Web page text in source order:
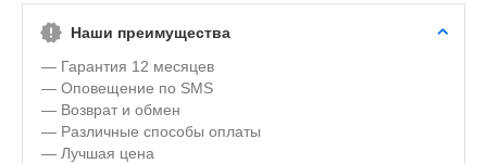
Наши преимущества
— Гарантия 12 месяцев
— Оповещение по SMS
— Возврат и обмен
— Различные способы оплаты
— Лучшая цена